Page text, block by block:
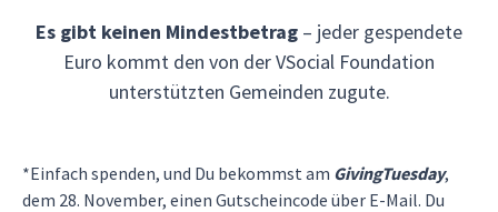
Es gibt keinen Mindestbetrag – jeder gespendete
Euro kommt den von der VSocial Foundation
unterstützten Gemeinden zugute.
*Einfach spenden, und Du bekommst am GivingTuesday,
dem 28. November, einen Gutscheincode über E-Mail. Du